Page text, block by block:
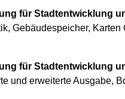
für Stadtentwicklung
Gebäudespeicher,
für Stadtentwicklung
und erweiterte Ausgabe,